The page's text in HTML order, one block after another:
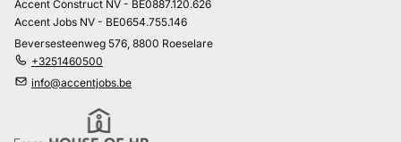
Accent Construct NV - BE0887.120.626
Accent Jobs NV - BE0654.755.146
Beversesteenweg 576, 8800 Roeselare
+3251460500
info@accentjobs.be